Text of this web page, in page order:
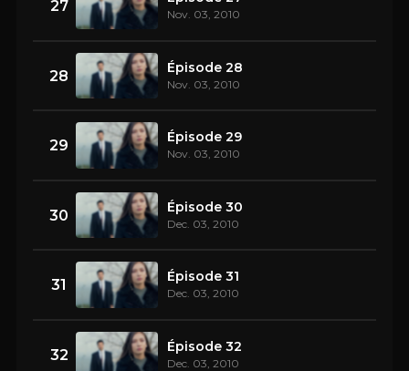
27 Nov. 03, 2010
28 Épisode 28
Nov. 03, 2010
29 Épisode 29
Nov. 03, 2010
30 Épisode 30
Dec. 03, 2010
31 Épisode 31
Dec. 03, 2010
32 Épisode 32
Dec. 03, 2010